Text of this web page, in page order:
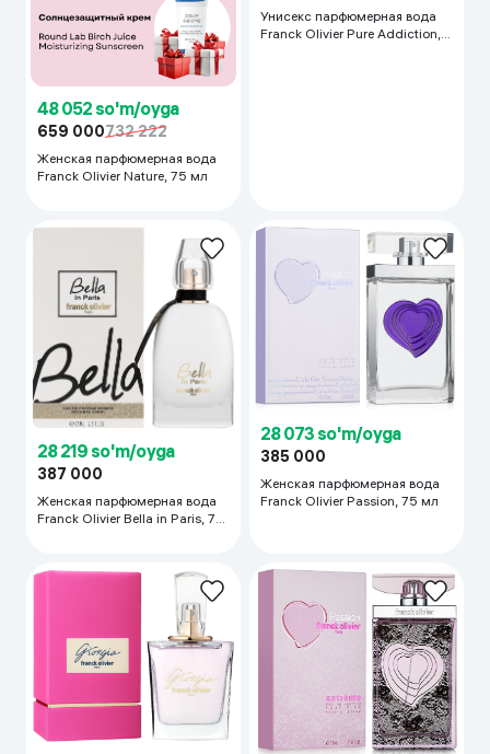
48 052 so'm/oyga
659 000732 222
Женская парфюмерная вода
Franck Olivier Nature, 75 мл
Унисекс парфюмерная вода
Franck Olivier Pure Addiction,
28 219 so'm/oyga
387 000
Женская парфюмерная вода
Franck Olivier Bella in Paris, 75
28 073 so'm/oyga
385 000
Женская парфюмерная вода
Franck Olivier Passion, 75 мл